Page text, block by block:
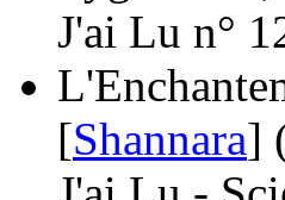
J'ai Lu n°
[Shannara]